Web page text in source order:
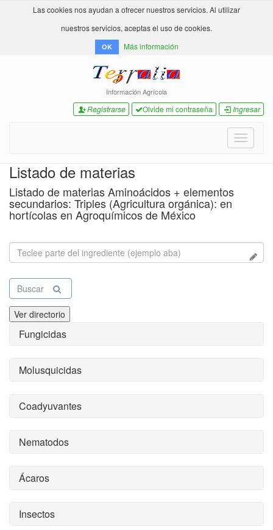
Las cookies nos ayudan a ofrecer nuestros servicios. Al utilizar
nuestros servicios, aceptas el uso de cookies.
OK Más información
Información Agrícola
Registrarse Olvide mi contraseña Ingresar
Toggle
Listado de materias
Listado de materias Aminoácidos + elementos
secundarios: Triples (Agricultura orgánica): en
hortícolas en Agroquímicos de México
Buscar
Ver directorio
Fungicidas
Molusquicidas
Coadyuvantes
Nematodos
Ácaros
Insectos